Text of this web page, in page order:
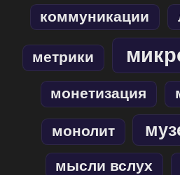
коммуникации
метрики
монетизация
монолит
мысли вслух